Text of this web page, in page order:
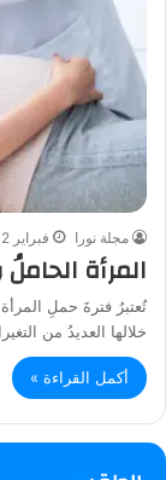
مجلة نورا فبراير 12, 2024
المرأة
تُعتبرُ فترةَ حملِ
خلالها العديدُ من
أكمل القراءة »